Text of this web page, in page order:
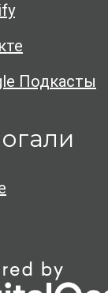
Подкасты